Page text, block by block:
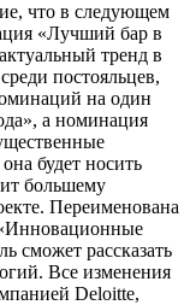
что в следующем
«Лучший бар в
тренд в
постояльцев,
на один
а номинация
будет носить
большему
Переименована
сможет рассказать
Все изменения
Deloitte,